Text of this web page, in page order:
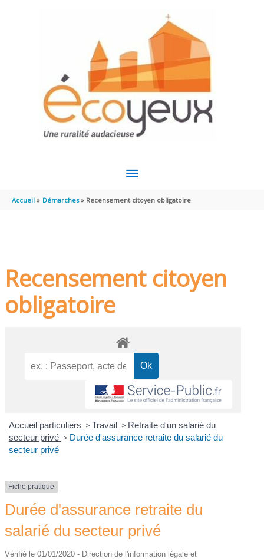
MENU
PRINCIPAL
Accueil Démarches Recensement citoyen obligatoire
Recensement citoyen
obligatoire
Accueil particuliers > Travail > Retraite d'un salarié du
secteur privé > Durée d'assurance retraite du salarié du
secteur privé
Fiche pratique
Durée d'assurance retraite du
salarié du secteur privé
Vérifié le 01/01/2020 - Direction de l'information légale et